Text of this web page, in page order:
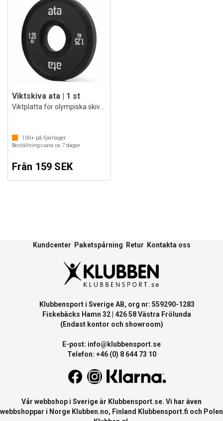
Viktskiva ata | 1 st
100+ på fjärrlager.
Beställningsvara ca.7 dagar
Från 159 SEK
Kundcenter Paketspårning Retur Kontakta oss
Klubbensport i Sverige AB, org nr: 559290-1283
Fiskebäcks Hamn 32 | 426 58 Västra Frölunda
(Endast kontor och showroom)
E-post: info@klubbensport.se
Telefon: +46 (0) 8 644 73 10
Vår webbshop i Sverige är Klubbensport.se. Vi har även
webbshoppar i Norge Klubben.no, Finland Klubbensport.fi och Polen